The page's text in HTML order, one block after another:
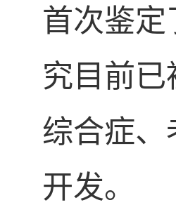
首次鉴
究目前
综合症
开发。